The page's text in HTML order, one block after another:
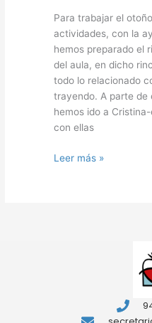
Para trabajar el
actividades, con la
hemos preparado el
del aula, en dicho
todo lo relacionado
trayendo. A parte de
hemos ido a
con ellas
Leer más »